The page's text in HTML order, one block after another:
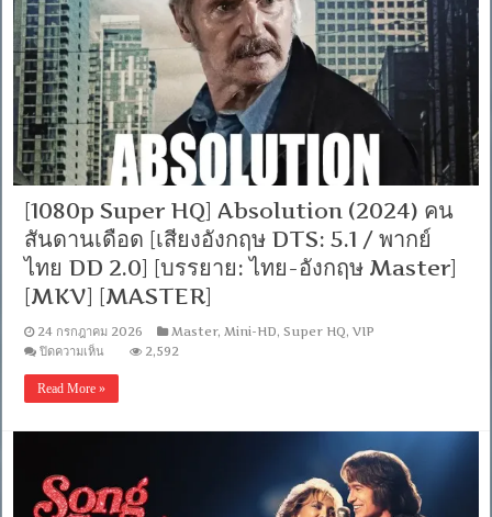
Collector
NF.WEB-
DL.DDP5.1.Atmos.H.264-
WEB-
DL.H.264
[Netflix
(web-
dl)]
[Soundtrack
บรรยาย
ไทย
[1080p]
[MKV]
[MASTER]
[1080p Super HQ] Absolution (2024) คน
สันดานเดือด [เสียงอังกฤษ DTS: 5.1 / พากย์
ไทย DD 2.0] [บรรยาย: ไทย-อังกฤษ Master]
[MKV] [MASTER]
24 กรกฎาคม 2026 Master,Mini-HD,Super HQ,VIP
ปิดความเห็นบน
HQ]
(2024)
เดือด
[เสียง
2,592
Read More »